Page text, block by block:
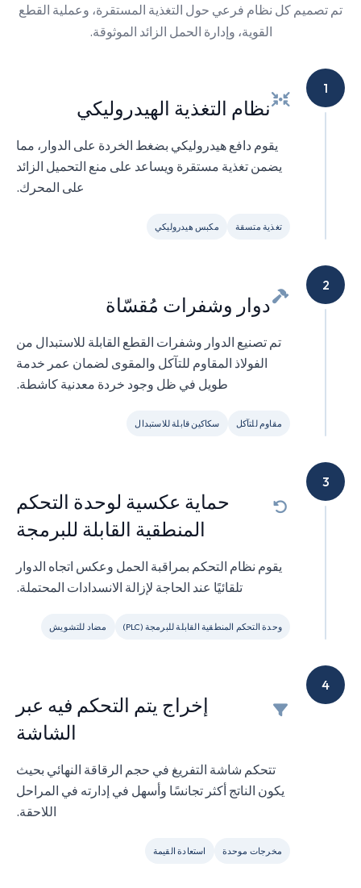
تم تصميم كل نظام فرعي حول التغذية المستقرة، وعملية القطع
القوية، وإدارة الحمل الزائد الموثوقة.
1
نظام التغذية الهيدروليكي
يقوم دافع هيدروليكي بضغط الخردة على الدوار، مما
يضمن تغذية مستقرة ويساعد على منع التحميل الزائد
على المحرك.
تغذية متسقة مكبس هيدروليكي
2
دوار وشفرات مُقسّاة
تم تصنيع الدوار وشفرات القطع القابلة للاستبدال من
الفولاذ المقاوم للتآكل والمقوى لضمان عمر خدمة
طويل في ظل وجود خردة معدنية كاشطة.
مقاوم للتآكل سكاكين قابلة للاستبدال
3
حماية عكسية لوحدة التحكم
المنطقية القابلة للبرمجة
يقوم نظام التحكم بمراقبة الحمل وعكس اتجاه الدوار
تلقائيًا عند الحاجة لإزالة الانسدادات المحتملة.
وحدة التحكم المنطقية القابلة للبرمجة (PLC) مضاد للتشويش
4
إخراج يتم التحكم فيه عبر
الشاشة
تتحكم شاشة التفريغ في حجم الرقاقة النهائي بحيث
يكون الناتج أكثر تجانسًا وأسهل في إدارته في المراحل
اللاحقة.
مخرجات موحدة استعادة القيمة